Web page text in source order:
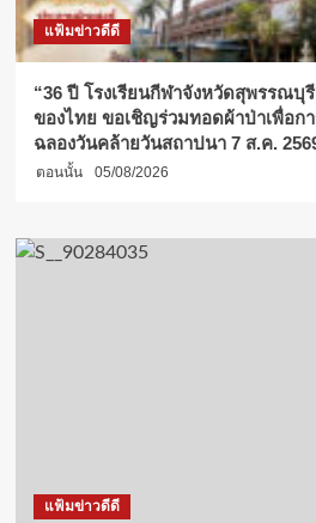
แฟ้มข่าวดีดี
“36 ปี โรงเรียนกีฬาจังหวัดสุพรรณบุ
ของไทย ขอเชิญร่วมทอดผ้าป่าเพื่อก
ฉลองวันคล้ายวันสถาปนา 7 ส.ค.
ตอนนั้น 05/08/2026
แฟ้มข่าวดีดี